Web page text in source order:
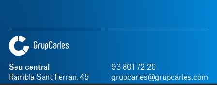
Seu central
Rambla Sant Ferran, 45
93 801 72 20
grupcarles@grupcarles.com